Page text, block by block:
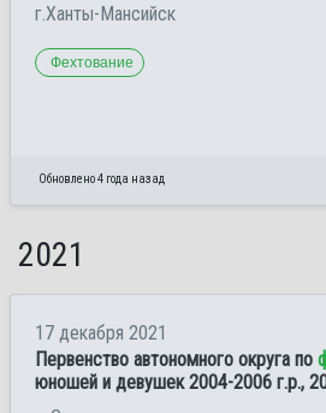
г.Ханты-Мансийск
Фехтование
Обновлено 4 года назад
2021
17 декабря 2021
Первенство автономного округа по
юношей и девушек 2004-2006 г.р.,